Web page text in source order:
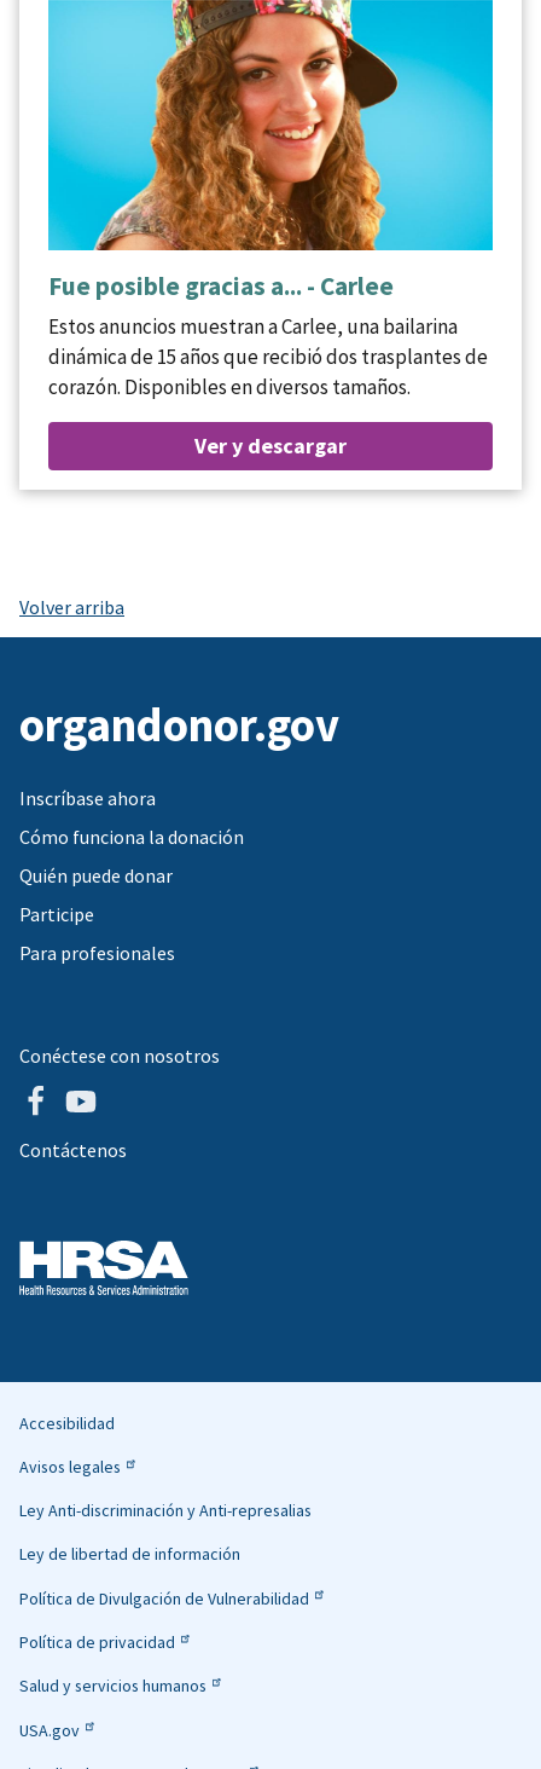
Fue posible gracias a... - Carlee
Estos anuncios muestran a Carlee, una bailarina
dinámica de 15 años que recibió dos trasplantes de
corazón. Disponibles en diversos tamaños.
Ver y descargar
Volver arriba
organdonor.gov
Inscríbase ahora
Cómo funciona la donación
Quién puede donar
Participe
Para profesionales
Conéctese con nosotros
Contáctenos
Helpful
Links
Accesibilidad
Avisos legales
Ley Anti-discriminación y Anti-represalias
Ley de libertad de información
Política de Divulgación de Vulnerabilidad
Política de privacidad
Salud y servicios humanos
USA.gov